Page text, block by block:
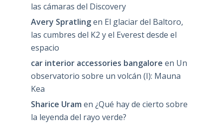
las cámaras del Discovery
Avery Spratlingen El glaciar del Baltoro,
las cumbres del K2 y el Everest desde el
espacio
car interior accessories bangalore en Un
observatorio sobre un volcán (I): Mauna
Kea
Sharice Uram en ¿Qué hay de cierto sobre
la leyenda del rayo verde?